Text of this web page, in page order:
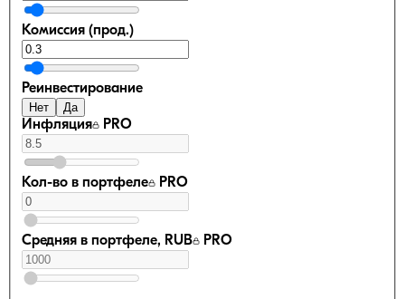
Комиссия (прод.)
Реинвестирование
Нет Да
Инфляция PRO
Кол-во в портфеле PRO
Средняя в портфеле, RUB PRO